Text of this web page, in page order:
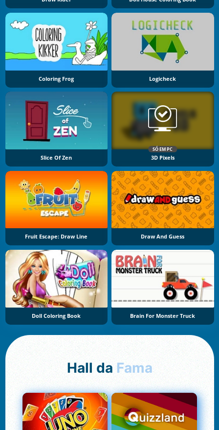
Coloring Frog Logicheck
Slice Of Zen
SÓ EM PC
3D Pixels
Fruit Escape: Draw Line Draw And Guess
Doll Coloring Book Brain For Monster Truck
Hall da Fama